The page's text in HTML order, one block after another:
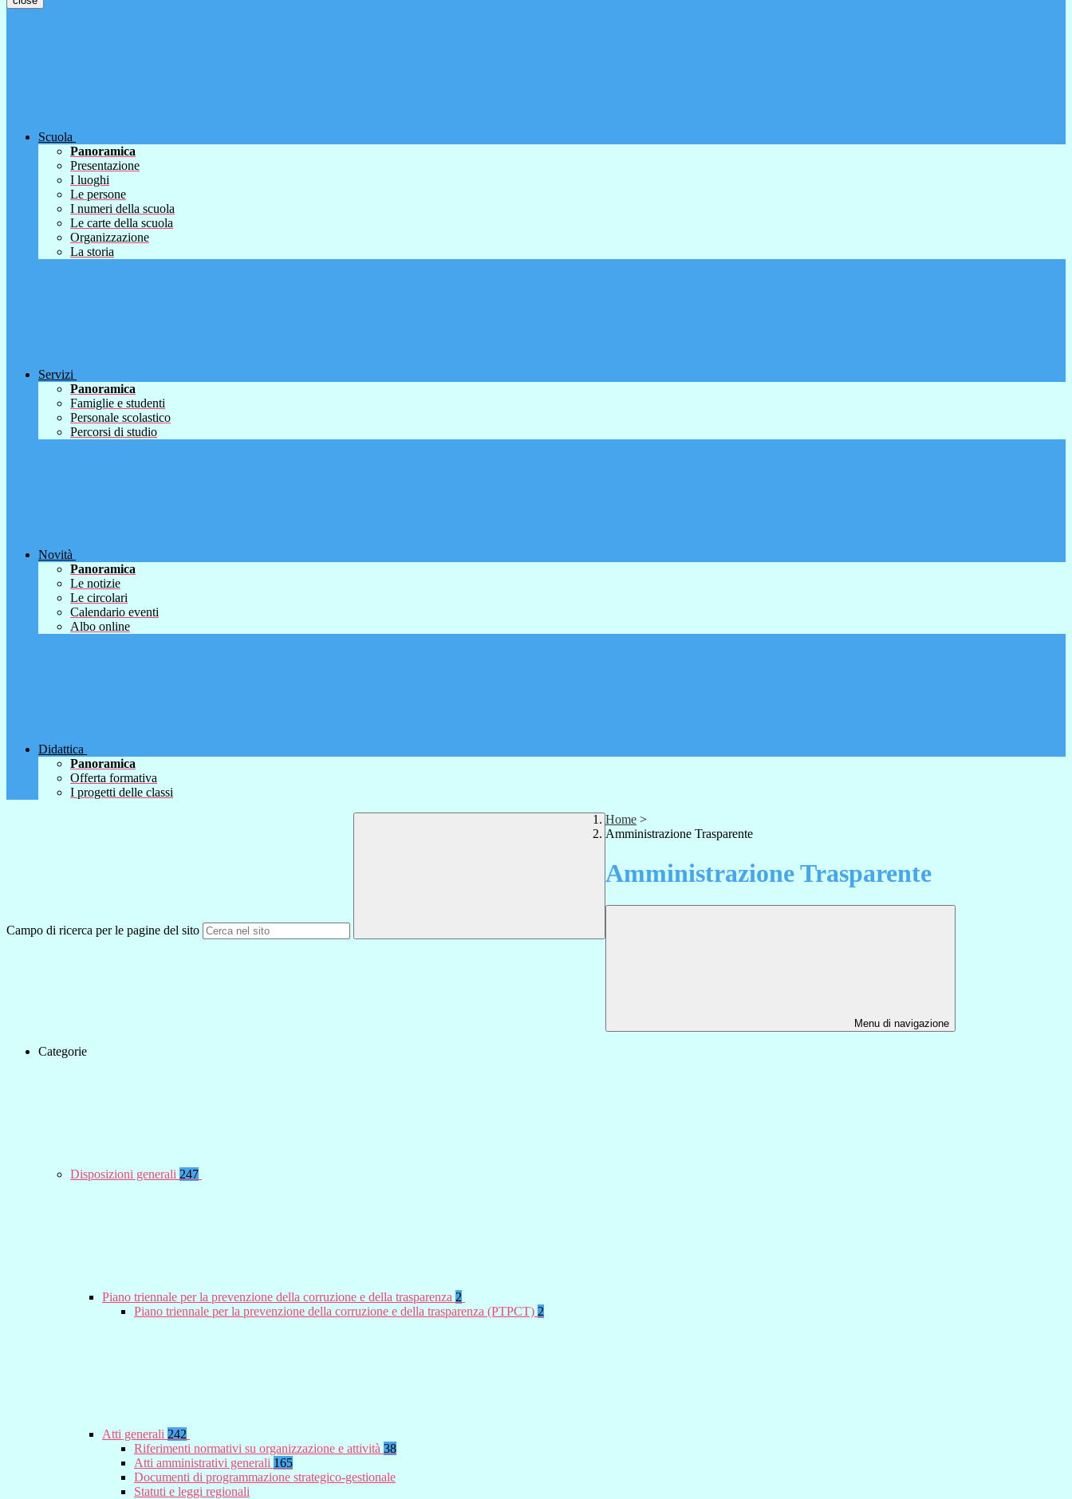
Scuola
Panoramica
Presentazione
I luoghi
Le persone
I numeri della scuola
Le carte della scuola
Organizzazione
La storia
Servizi
Panoramica
Famiglie e studenti
Personale scolastico
Percorsi di studio
Novità
Panoramica
Le notizie
Le circolari
Calendario eventi
Albo online
Didattica
Panoramica
Offerta formativa
I progetti delle classi
Campo di ricerca per le pagine del sito
Home >
Amministrazione Trasparente
Amministrazione Trasparente
Menu di navigazione
Categorie
Disposizioni generali 247
Piano triennale per la prevenzione della corruzione e della trasparenza 2
Piano triennale per la prevenzione della corruzione e della trasparenza (PTPCT) 2
Atti generali 242
Riferimenti normativi su organizzazione e attività 38
Atti amministrativi generali 165
Documenti di programmazione strategico-gestionale
Statuti e leggi regionali